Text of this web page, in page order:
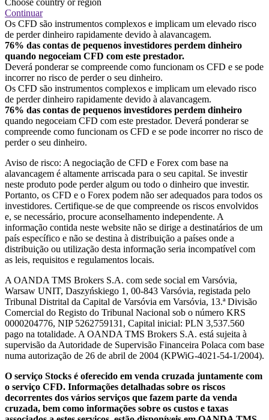
Continuar
Os CFD são instrumentos complexos e implicam um elevado risco
de perder dinheiro rapidamente devido à alavancagem.
76% das contas de pequenos investidores perdem dinheiro
quando negoceiam CFD com este prestador.
Deverá ponderar se compreende como funcionam os CFD e se pode
incorrer no risco de perder o seu dinheiro.
Os CFD são instrumentos complexos e implicam um elevado risco
de perder dinheiro rapidamente devido à alavancagem.
76% das contas de pequenos investidores perdem dinheiro
quando negoceiam CFD com este prestador. Deverá ponderar se
compreende como funcionam os CFD e se pode incorrer no risco de
perder o seu dinheiro.
Aviso de risco: A negociação de CFD e Forex com base na
alavancagem é altamente arriscada para o seu capital. Se investir
neste produto pode perder algum ou todo o dinheiro que investir.
Portanto, os CFD e o Forex podem não ser adequados para todos os
investidores. Certifique-se de que compreende os riscos envolvidos
e, se necessário, procure aconselhamento independente. A
informação contida neste website não se dirige a destinatários de um
país específico e não se destina à distribuição a países onde a
distribuição ou utilização desta informação seria incompatível com
as leis, requisitos e regulamentos locais.
A OANDA TMS Brokers S.A. com sede social em Varsóvia,
Warsaw UNIT, Daszyńskiego 1, 00-843 Varsóvia, registada pelo
Tribunal Distrital da Capital de Varsóvia em Varsóvia, 13.ª Divisão
Comercial do Registo do Tribunal Nacional sob o número KRS
0000204776, NIP 5262759131, Capital inicial: PLN 3,537.560
pago na totalidade. A OANDA TMS Brokers S.A. está sujeita à
supervisão da Autoridade de Supervisão Financeira Polaca com base
numa autorização de 26 de abril de 2004 (KPWiG-4021-54-1/2004).
O serviço Stocks é oferecido em venda cruzada juntamente com
o serviço CFD. Informações detalhadas sobre os riscos
decorrentes dos vários serviços que fazem parte da venda
cruzada, bem como informações sobre os custos e taxas